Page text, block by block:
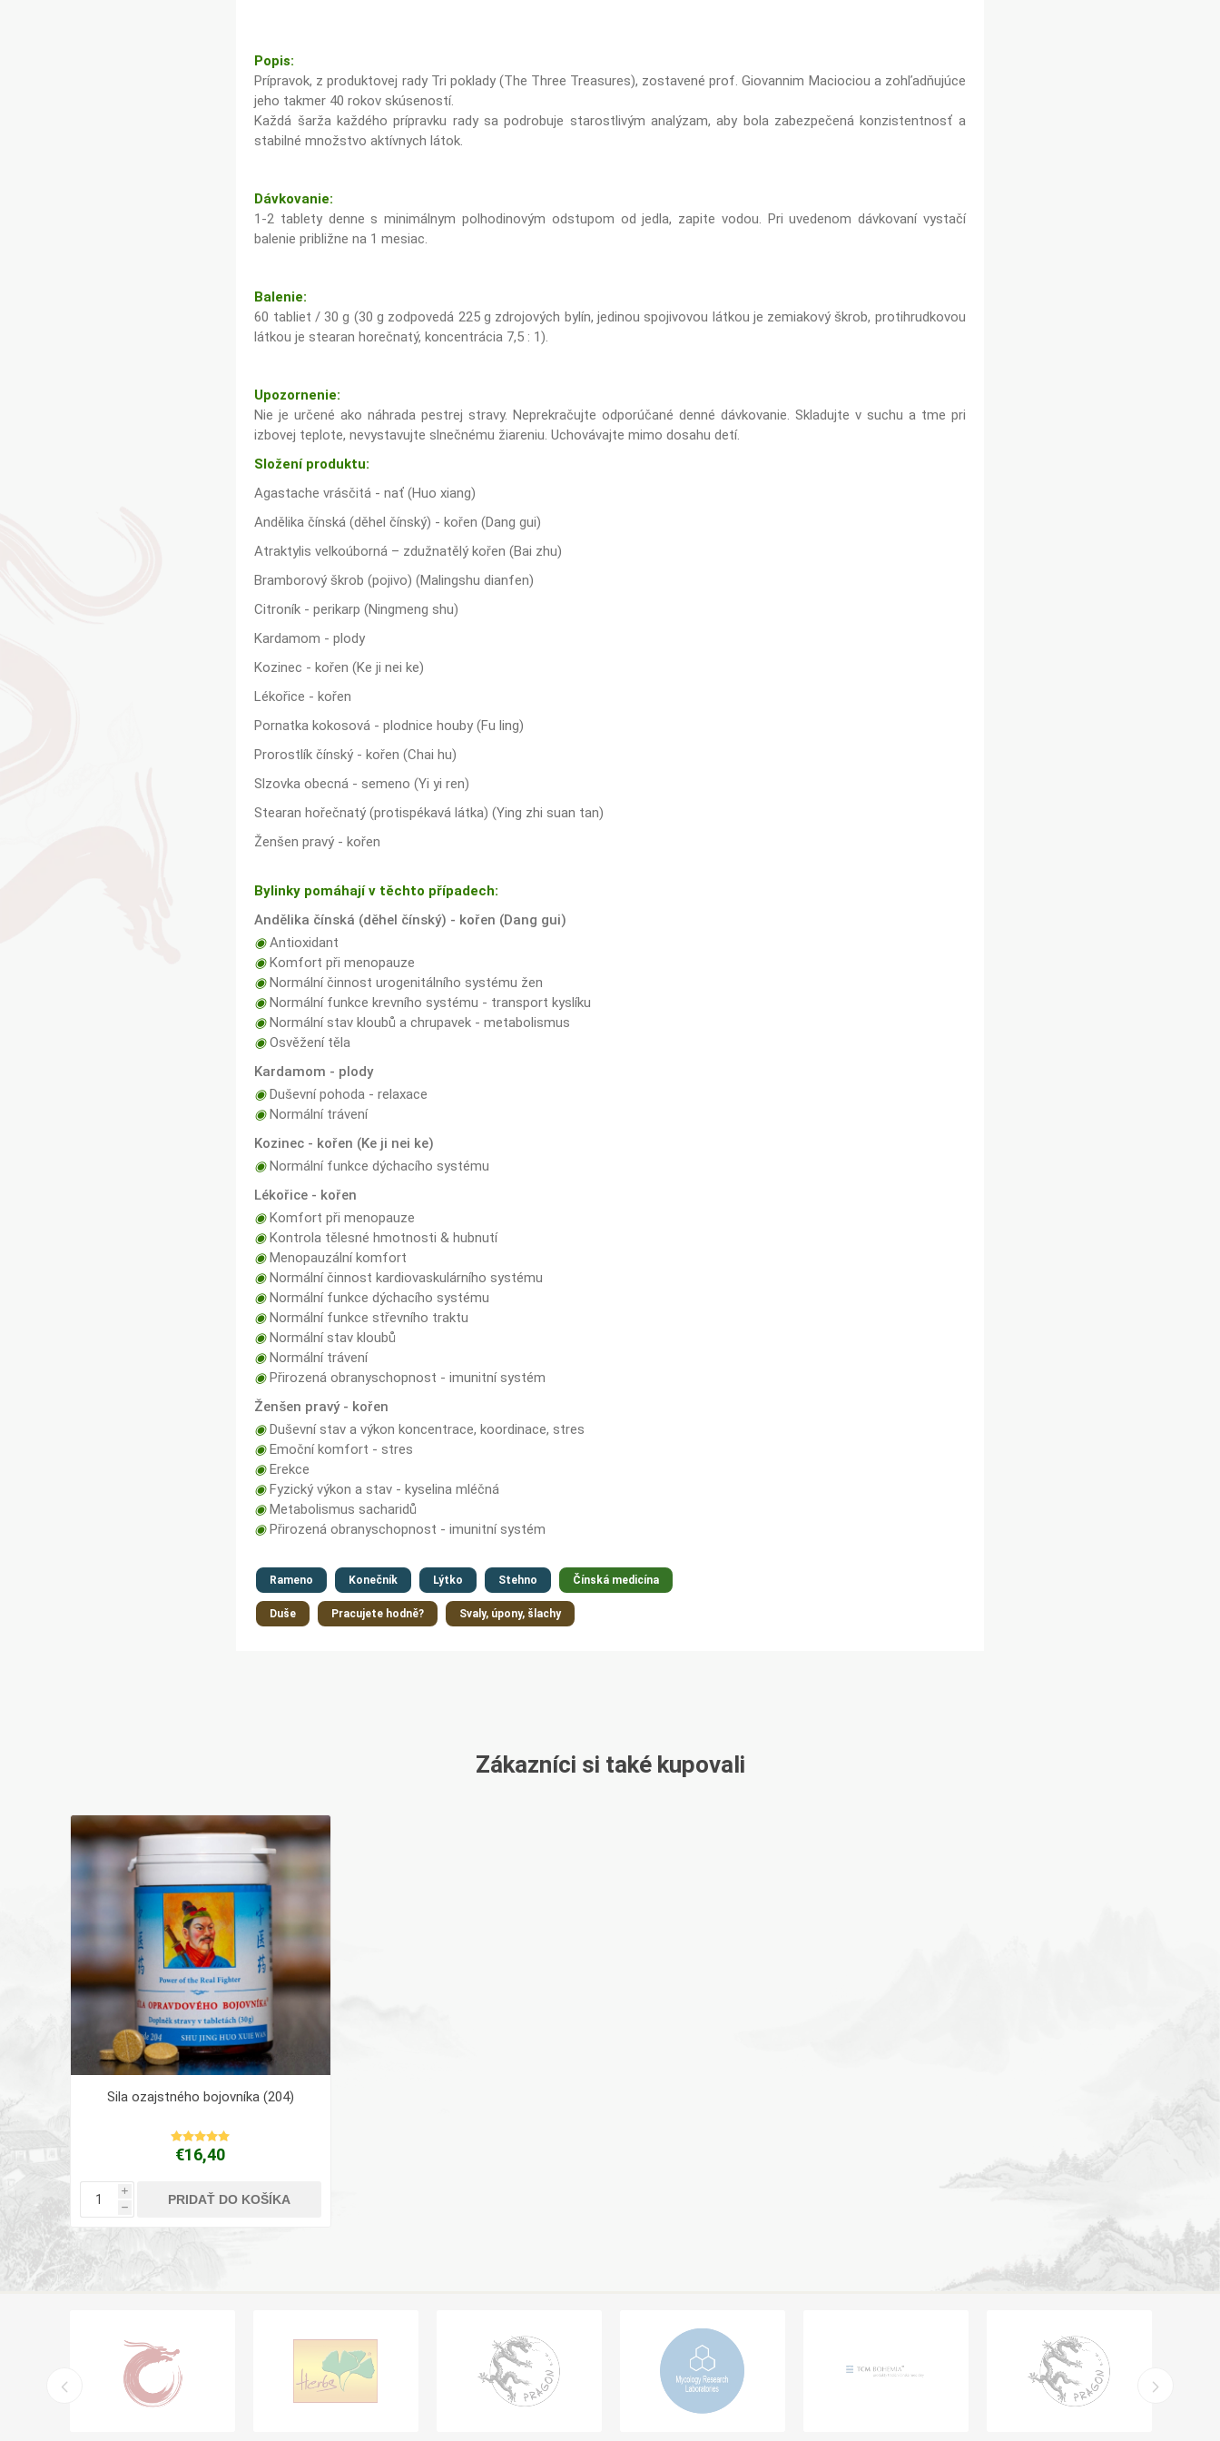
Popis:
Prípravok, z produktovej rady Tri poklady (The Three Treasures), zostavené prof. Giovannim Maciociou a zohľadňujúce
jeho takmer 40 rokov skúseností.
Každá šarža každého prípravku rady sa podrobuje starostlivým analýzam, aby bola zabezpečená konzistentnosť a
stabilné množstvo aktívnych látok.
Dávkovanie:
1-2 tablety denne s minimálnym polhodinovým odstupom od jedla, zapite vodou. Pri uvedenom dávkovaní vystačí
balenie približne na 1 mesiac.
Balenie:
60 tabliet / 30 g (30 g zodpovedá 225 g zdrojových bylín, jedinou spojivovou látkou je zemiakový škrob, protihrudkovou
látkou je stearan horečnatý, koncentrácia 7,5 : 1).
Upozornenie:
Nie je určené ako náhrada pestrej stravy. Neprekračujte odporúčané denné dávkovanie. Skladujte v suchu a tme pri
izbovej teplote, nevystavujte slnečnému žiareniu. Uchovávajte mimo dosahu detí.
Složení produktu:
Agastache vrásčitá - nať (Huo xiang)
Andělika čínská (děhel čínský) - kořen (Dang gui)
Atraktylis velkoúborná – zdužnatělý kořen (Bai zhu)
Bramborový škrob (pojivo) (Malingshu dianfen)
Citroník - perikarp (Ningmeng shu)
Kardamom - plody
Kozinec - kořen (Ke ji nei ke)
Lékořice - kořen
Pornatka kokosová - plodnice houby (Fu ling)
Prorostlík čínský - kořen (Chai hu)
Slzovka obecná - semeno (Yi yi ren)
Stearan hořečnatý (protispékavá látka) (Ying zhi suan tan)
Ženšen pravý - kořen
Bylinky pomáhají v těchto případech:
Andělika čínská (děhel čínský) - kořen (Dang gui)
◉Antioxidant
◉Komfort při menopauze
◉Normální činnost urogenitálního systému žen
◉Normální funkce krevního systému - transport kyslíku
◉Normální stav kloubů a chrupavek - metabolismus
◉Osvěžení těla
Kardamom - plody
◉Duševní pohoda - relaxace
◉Normální trávení
Kozinec - kořen (Ke ji nei ke)
◉Normální funkce dýchacího systému
Lékořice - kořen
◉Komfort při menopauze
◉Kontrola tělesné hmotnosti & hubnutí
◉Menopauzální komfort
◉Normální činnost kardiovaskulárního systému
◉Normální funkce dýchacího systému
◉Normální funkce střevního traktu
◉Normální stav kloubů
◉Normální trávení
◉Přirozená obranyschopnost - imunitní systém
Ženšen pravý - kořen
◉Duševní stav a výkon koncentrace, koordinace, stres
◉Emoční komfort - stres
◉Erekce
◉Fyzický výkon a stav - kyselina mléčná
◉Metabolismus sacharidů
◉Přirozená obranyschopnost - imunitní systém
Rameno Konečník Lýtko Stehno Čínská medicína
Duše Pracujete hodně? Svaly, úpony, šlachy
Zákazníci si také kupovali
Sila ozajstného bojovníka (204)
€16,40
i
h
PRIDAŤ DO KOŠÍKA